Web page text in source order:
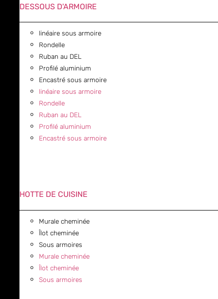
DESSOUS D'ARMOIRE
linéaire sous armoire
Rondelle
Ruban au DEL
Profilé aluminium
Encastré sous armoire
linéaire sous armoire
Rondelle
Ruban au DEL
Profilé aluminium
Encastré sous armoire
HOTTE DE CUISINE
Murale cheminée
Îlot cheminée
Sous armoires
Murale cheminée
Îlot cheminée
Sous armoires